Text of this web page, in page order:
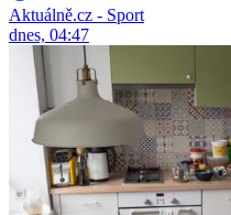
Aktuálně.cz - Sport
dnes, 04:47